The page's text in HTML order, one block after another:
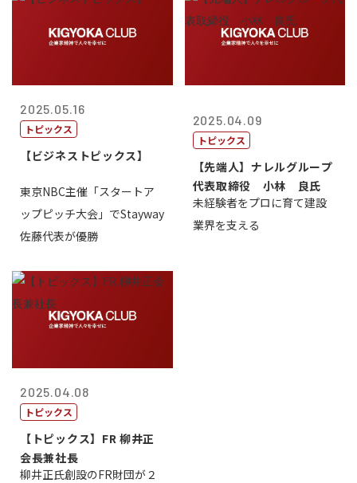
2025.05.16
トピックス
【ビジネストピックス】
東京NBC主催「スタートア
ップピッチ大会」でStayway
佐藤代表が優勝
2025.04.09
トピックス
【先端人】ナレルグループ
代表取締役 小林 良氏
未経験者をプロに育て建設
業界を支える
2025.04.08
トピックス
【トピックス】FR 柳井正
会長兼社長
柳井正氏創設のFR財団が２